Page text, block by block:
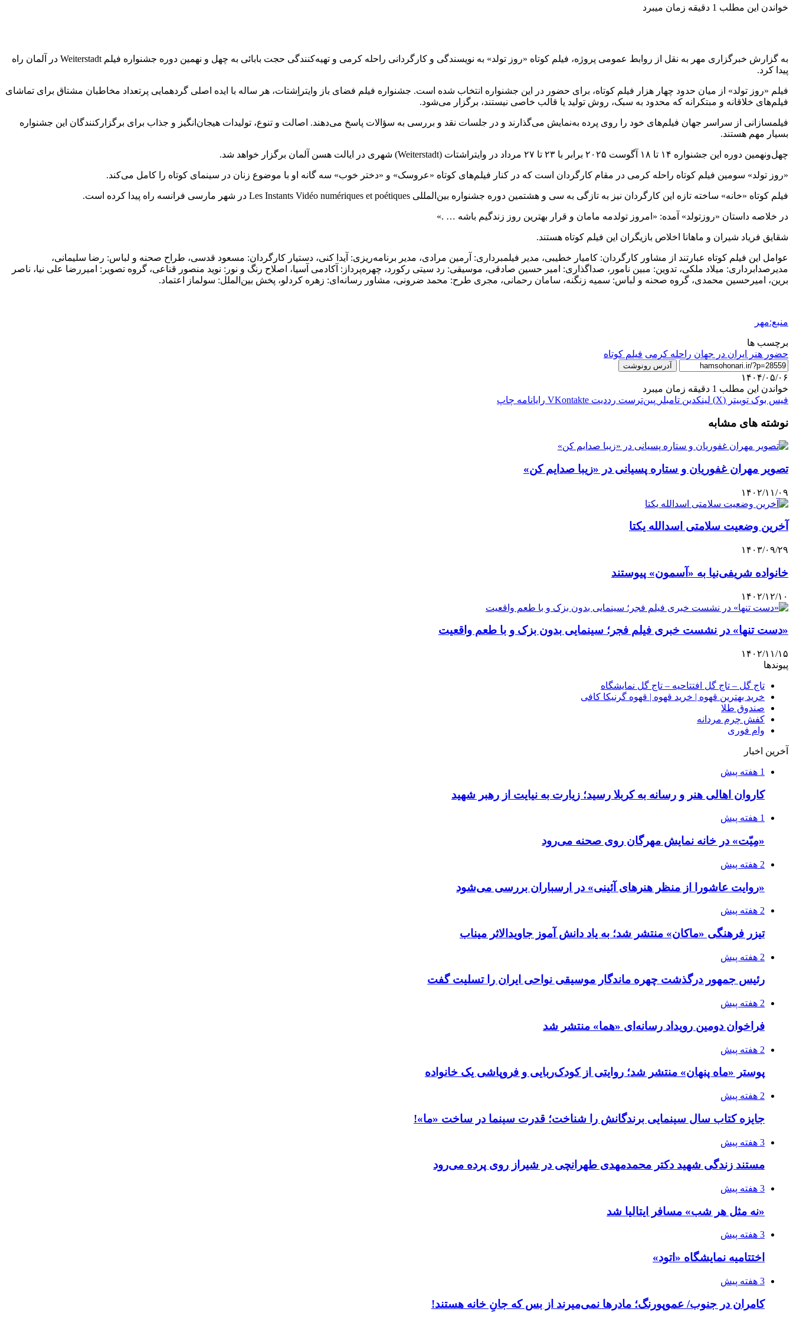
خواندن این مطلب 1 دقیقه زمان میبرد
به گزارش خبرگزاری مهر به نقل از روابط عمومی پروژه، فیلم کوتاه «روز تولد» به نویسندگی و کارگردانی راحله کرمی و تهیه‌کنندگی حجت بابائی به چهل‌ و نهمین دوره جشنواره فیلم Weiterstadt در آلمان راه
پیدا کرد.
فیلم «روز تولد» از میان حدود چهار هزار فیلم کوتاه، برای حضور در این جشنواره انتخاب شده است. جشنواره فیلم فضای باز وایتراِشتات، هر ساله با ایده اصلی گردهمایی پرتعداد مخاطبان مشتاق برای تماشای
فیلم‌های خلاقانه و مبتکرانه که محدود به سبک، روش تولید یا قالب خاصی نیستند، برگزار می‌شود.
فیلمسازانی از سراسر جهان فیلم‌های خود را روی پرده به‌نمایش می‌گذارند و در جلسات نقد و بررسی به سؤالات پاسخ می‌دهند. اصالت و تنوع، تولیدات هیجان‌انگیز و جذاب برای برگزارکنندگان این جشنواره
بسیار مهم هستند.
چهل‌ونهمین دوره این جشنواره ۱۴ تا ۱۸ آگوست ۲۰۲۵ برابر با ۲۳ تا ۲۷ مرداد در وایتراشتات (Weiterstadt) شهری در ایالت هسن آلمان برگزار خواهد شد.
«روز تولد» سومین فیلم کوتاه راحله کرمی در مقام کارگردان است که در کنار فیلم‌های کوتاه «عروسک» و «دختر خوب» سه گانه او با موضوع زنان در سینمای کوتاه را کامل می‌کند.
فیلم کوتاه «خانه» ساخته تازه این کارگردان نیز به تازگی به سی‌ و هشتمین دوره جشنواره بین‌المللی Les Instants Vidéo numériques et poétiques در شهر مارسی فرانسه راه پیدا کرده است.
در خلاصه داستان «روزتولد» آمده: «امروز تولدمه مامان و قرار بهترین روز زندگیم باشه … .»
شقایق فریاد شیران و ماهانا اخلاص بازیگران این فیلم کوتاه هستند.
عوامل این فیلم کوتاه عبارتند از مشاور کارگردان: کامیار خطیبی، مدیر فیلمبرداری: آرمین مرادی، مدیر برنامه‌ریزی: آیدا کنی، دستیار کارگردان: مسعود قدسی، طراح صحنه و لباس: رضا سلیمانی،
مدیرصدابرداری: میلاد ملکی، تدوین: مبین نامور، صداگذاری: امیر حسین صادقی، موسیقی: رد سیتی رکورد، چهره‌پرداز: آکادمی آسیا، اصلاح رنگ و نور: نوید منصور قناعی، گروه تصویر: امیررضا علی نیا، ناصر
برین، امیرحسین محمدی، گروه صحنه و لباس: سمیه زنگنه، سامان رحمانی، مجری طرح: محمد ضرونی، مشاور رسانه‌ای: زهره کردلو، پخش بین‌الملل: سولماز اعتماد.
منبع:مهر
برچسب ها
حضور هنر ایران در جهان راحله کرمی فیلم کوتاه
آدرس رونوشت
۱۴۰۴/۰۵/۰۶
خواندن این مطلب 1 دقیقه زمان میبرد
فیس بوک توییتر (X) لینکدین ‫تامبلر ‫پین‌ترست ‫رددیت ‫VKontakte رایانامه چاپ
نوشته های مشابه
تصویر مهران غفوریان و ستاره پسیانی در «زیبا صدایم کن»
۱۴۰۲/۱۱/۰۹
آخرین وضعیت سلامتی اسدالله یکتا
۱۴۰۳/۰۹/۲۹
خانواده شریفی‌نیا به «آسمون» پیوستند
۱۴۰۲/۱۲/۱۰
«دست تنها» در نشست خبری فیلم فجر؛ سینمایی بدون بزک و با طعم واقعیت
۱۴۰۲/۱۱/۱۵
پیوندها
تاج گل – تاج گل افتتاحیه – تاج گل نمایشگاه
خرید بهترین قهوه | خرید قهوه | قهوه گرنیکا کافی
صندوق طلا
کفش چرم مردانه
وام فوری
آخرین اخبار
1 هفته پیش
کاروان اهالی هنر و رسانه به کربلا رسید؛ زیارت به نیایت از رهبر شهید
1 هفته پیش
«مِیّت» در خانه نمایش مهرگان روی صحنه می‌رود
2 هفته پیش
«روایت عاشورا از منظر هنرهای آئینی» در ارسباران بررسی می‌شود
2 هفته پیش
تیزر فرهنگی «ماکان» منتشر شد؛ به یاد دانش آموز جاویدالاثر میناب
2 هفته پیش
رئیس جمهور درگذشت چهره ماندگار موسیقی نواحی ایران را تسلیت گفت
2 هفته پیش
فراخوان دومین رویداد رسانه‌ای «هما» منتشر شد
2 هفته پیش
پوستر «ماه پنهان» منتشر شد؛ روایتی از کودک‌ربایی و فروپاشی یک خانواده
2 هفته پیش
جایزه کتاب سال سینمایی برندگانش را شناخت؛ قدرت سینما در ساخت «ما»!
3 هفته پیش
مستند زندگی شهید دکتر محمدمهدی طهرانچی در شیراز روی پرده می‌رود
3 هفته پیش
«نه مثل هر شب» مسافر ایتالیا شد
3 هفته پیش
اختتامیه نمایشگاه «اتود»
3 هفته پیش
کامران در جنوب/ عموپورنگ؛ مادرها نمی‌میرند از بس که جانِ خانه هستند!